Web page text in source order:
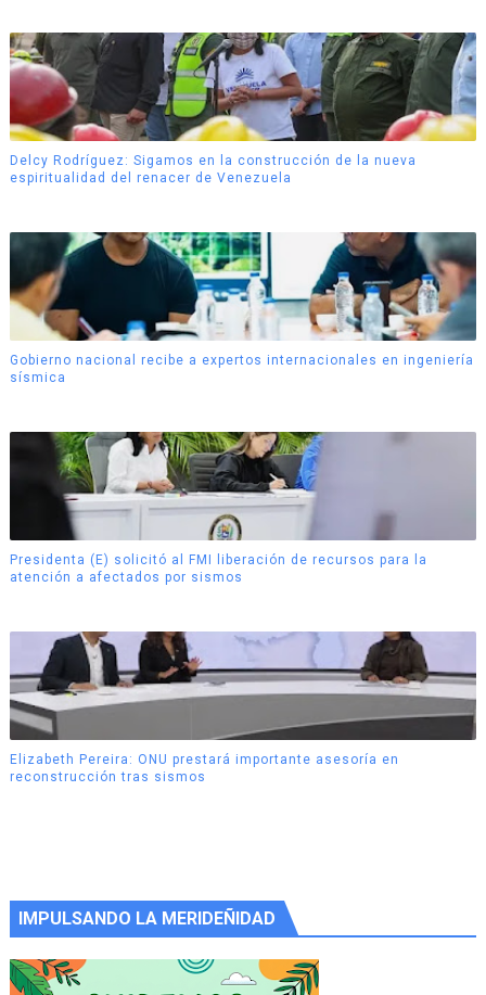
Delcy Rodríguez: Sigamos en la construcción de la nueva
espiritualidad del renacer de Venezuela
Gobierno nacional recibe a expertos internacionales en ingeniería
sísmica
Presidenta (E) solicitó al FMI liberación de recursos para la
atención a afectados por sismos
Elizabeth Pereira: ONU prestará importante asesoría en
reconstrucción tras sismos
IMPULSANDO LA MERIDEÑIDAD